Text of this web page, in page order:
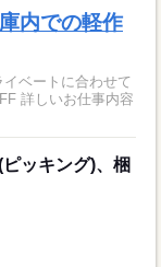
内での軽作
ベートに合わせて
詳しいお仕事内容
ッキング)、梱